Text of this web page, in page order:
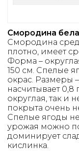
Смородина
Смородина
плотно, имеет
Форма –
150 см. Спелые
окрас. Размеры
насчитывает
округлая, так и
покрыта очень
Спелые ягоды
урожая можно
доминирует
кислинка.